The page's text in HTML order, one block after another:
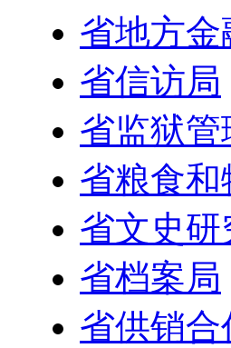
省地方金
省信访局
省监狱管
省粮食和
省文史研
省档案局
省供销合